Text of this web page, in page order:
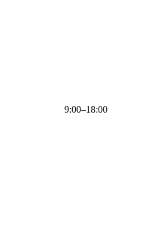
9:00–18:00